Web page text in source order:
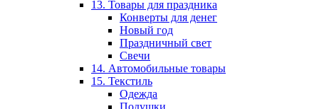
13. Товары для праздника
Конверты для денег
Новый год
Праздничный свет
Свечи
14. Автомобильные товары
15. Текстиль
Одежда
Подушки